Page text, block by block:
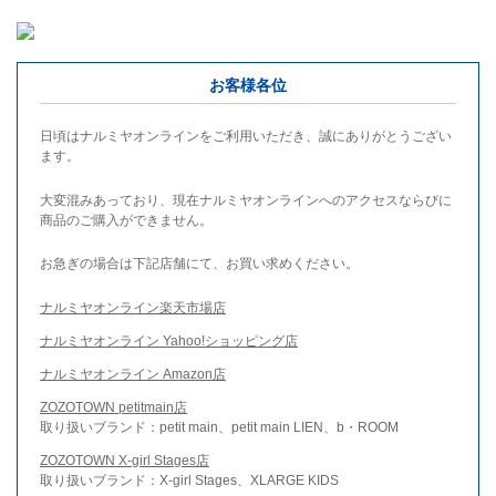
お客様各位
日頃はナルミヤオンラインをご利用いただき、誠にありがとうござい
ます。
大変混みあっており、現在ナルミヤオンラインへのアクセスならびに
商品のご購入ができません。
お急ぎの場合は下記店舗にて、お買い求めください。
ナルミヤオンライン楽天市場店
ナルミヤオンライン Yahoo!ショッピング店
ナルミヤオンライン Amazon店
ZOZOTOWN petitmain店
取り扱いブランド：petit main、petit main LIEN、b・ROOM
ZOZOTOWN X-girl Stages店
取り扱いブランド：X-girl Stages、XLARGE KIDS